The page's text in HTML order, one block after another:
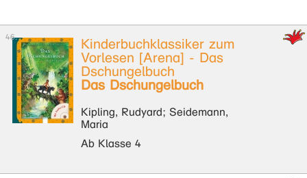
Kinderbuchklassiker zum
Vorlesen [Arena] - Das
Dschungelbuch
Das Dschungelbuch
Kipling, Rudyard; Seidemann,
Maria
Ab Klasse 4